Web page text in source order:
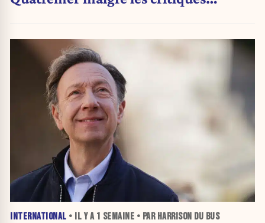
INTERNATIONAL • IL Y A 1 SEMAINE • PAR HARRISON DU BUS